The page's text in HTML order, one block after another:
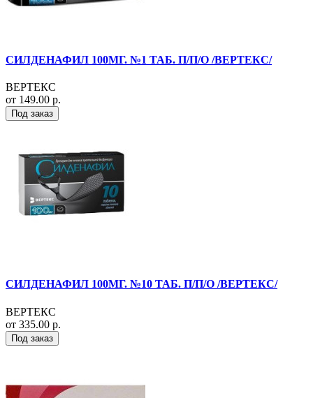
СИЛДЕНАФИЛ 100МГ. №1 ТАБ. П/П/О /ВЕРТЕКС/
ВЕРТЕКС
от 149.00 р.
Под заказ
СИЛДЕНАФИЛ 100МГ. №10 ТАБ. П/П/О /ВЕРТЕКС/
ВЕРТЕКС
от 335.00 р.
Под заказ